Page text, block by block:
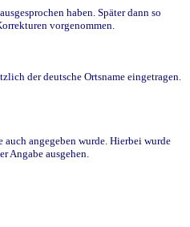
haben. Später dann so
vorgenommen.
der deutsche Ortsname eingetragen.
angegeben wurde. Hierbei wurde
Angabe ausgehen.